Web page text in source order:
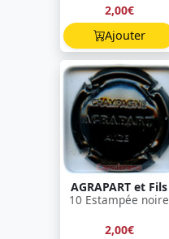
2,00€
Ajouter
AGRAPART et Fils
10 Estampée noire
2,00€